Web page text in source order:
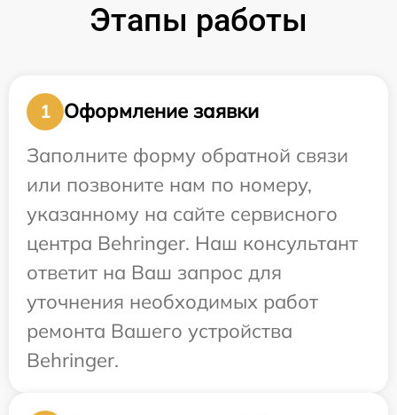
Этапы работы
1
Оформление заявки
Заполните форму обратной связи
или позвоните нам по номеру,
указанному на сайте сервисного
центра Behringer. Наш консультант
ответит на Ваш запрос для
уточнения необходимых работ
ремонта Вашего устройства
Behringer.